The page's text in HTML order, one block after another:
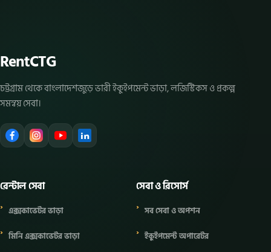
RentCTG
চট্টগ্রাম থেকে বাংলাদেশজুড়ে ভারী ইকুইপমেন্ট ভাড়া, লজিস্টিকস ও প্রকল্প
সমন্বয় সেবা।
রেন্টাল সেবা
এক্সকাভেটর ভাড়া
মিনি এক্সকাভেটর ভাড়া
সেবা ও রিসোর্স
সব সেবা ও অপশন
ইকুইপমেন্ট অপারেটর